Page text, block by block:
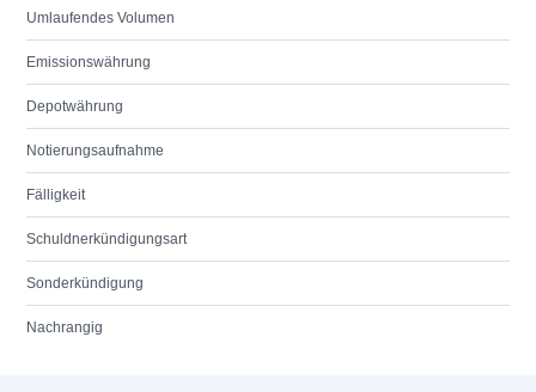
Umlaufendes Volumen
Emissionswährung
Depotwährung
Notierungsaufnahme
Fälligkeit
Schuldnerkündigungsart
Sonderkündigung
Nachrangig